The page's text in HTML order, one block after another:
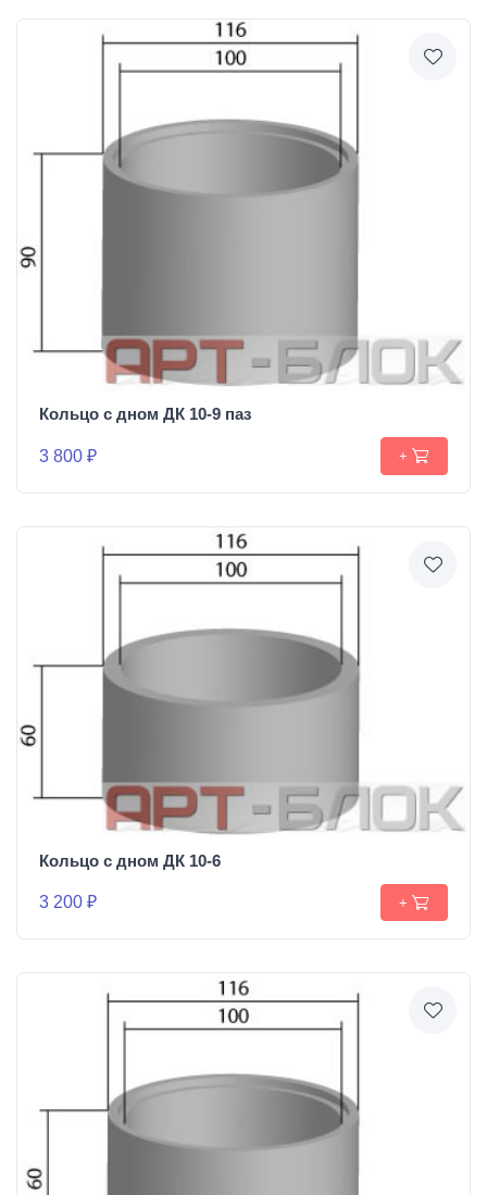
Кольцо с дном ДК 10-9 паз
3 800 ₽ +
Кольцо с дном ДК 10-6
3 200 ₽ +